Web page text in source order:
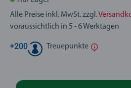
Alle Preise inkl. MwSt. zzgl.
voraussichtlich in 5 - 6 Werktagen
+200 Treuepunkte